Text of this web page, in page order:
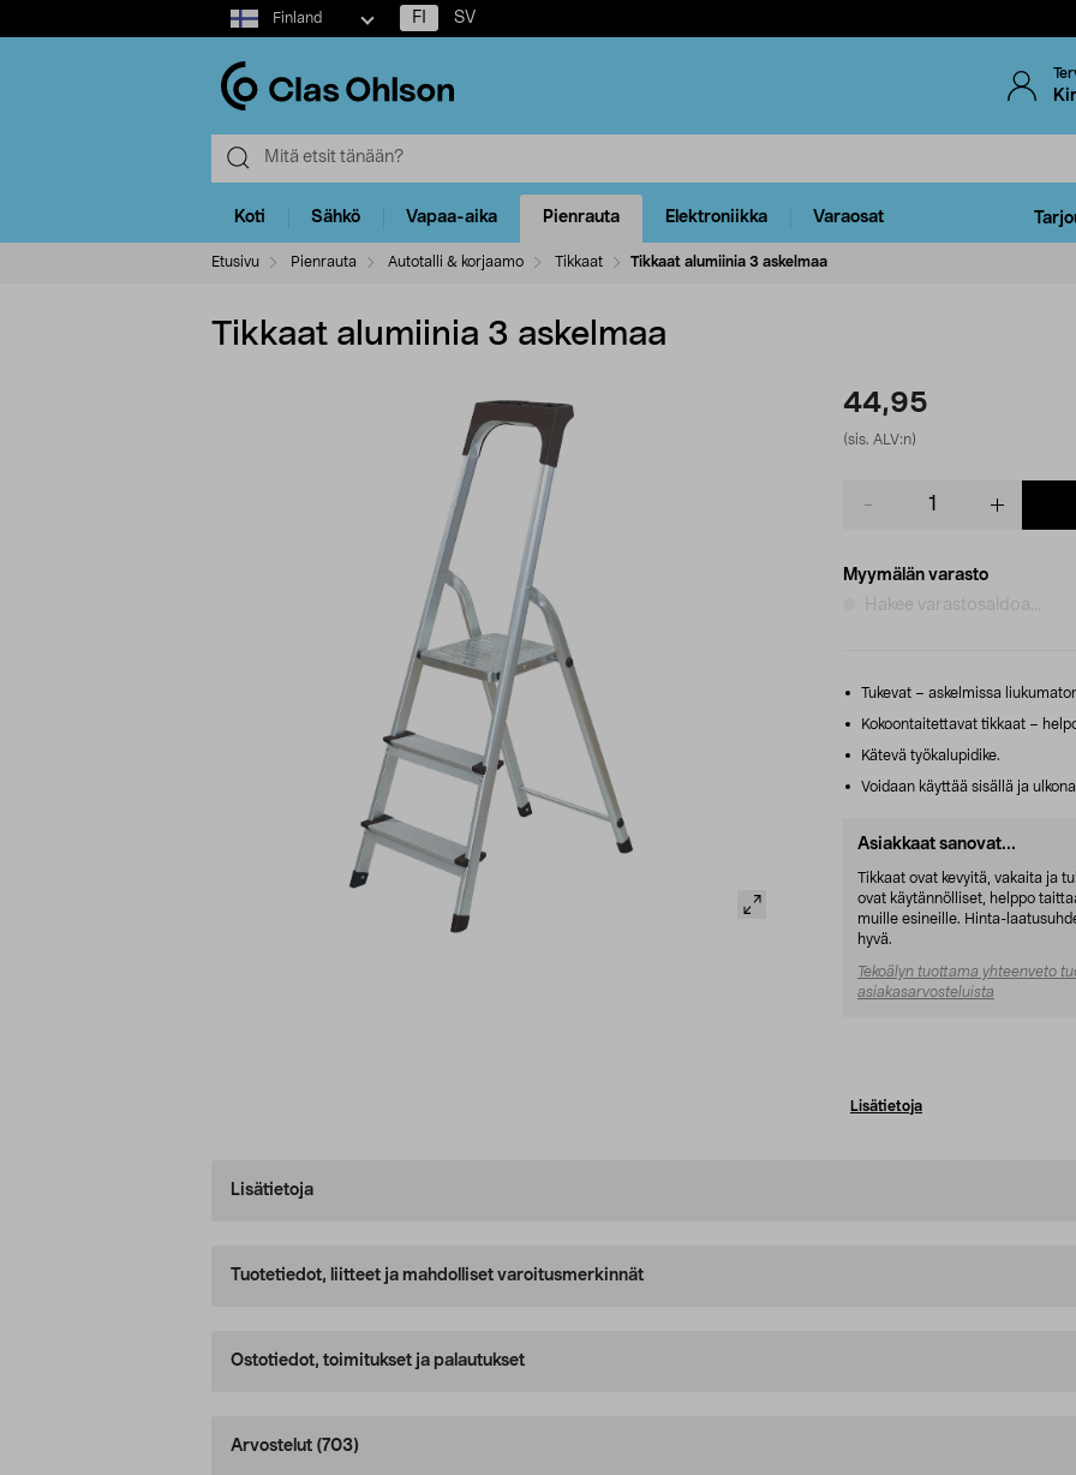
Select
market
Finland FI SV
Koti Sähkö Vapaa-aika Pienrauta Elektroniikka Varaosat
Etusivu Pienrauta Autotalli & korjaamo Tikkaat Tikkaat alumiinia 3 askelmaa
Tikkaat alumiinia 3 askelmaa
44,95
(sis. ALV:n)
Myymälän varasto
Hakee varastosaldoa...
Tukevat – askelmissa
Kokoontaitettavat tikkaat –
Kätevä työkalupidike.
Voidaan käyttää sisällä ja
Asiakkaat sanovat...
Tikkaat ovat kevyitä, vakaita ja
ovat käytännölliset, helppo
muille esineille. Hinta-
hyvä.
Tekoälyn tuottama yhteenveto
asiakasarvosteluista
Lisätietoja
Lisätietoja
Tuotetiedot, liitteet ja mahdolliset varoitusmerkinnät
Ostotiedot, toimitukset ja palautukset
Arvostelut (703)